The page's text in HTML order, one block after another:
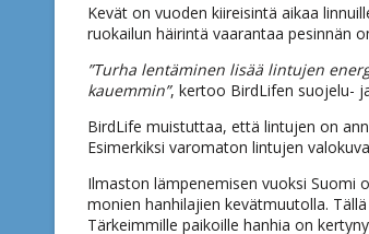
Kevät on vuoden kiireisintä aikaa
ruokailun häirintä vaarantaa pesinnän
”Turha lentäminen lisää lintujen
kauemmin”, kertoo BirdLifen suojelu-
BirdLife muistuttaa, että lintujen on
Esimerkiksi varomaton lintujen
Ilmaston lämpenemisen vuoksi Suomi
monien hanhilajien kevätmuutolla.
Tärkeimmille paikoille hanhia on